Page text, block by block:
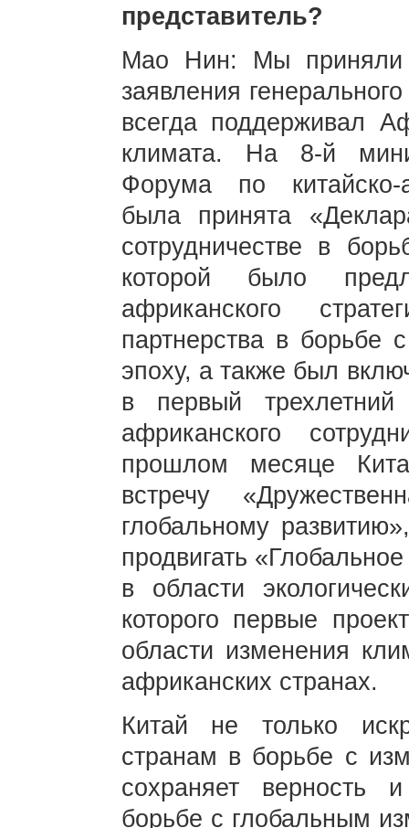
представитель?
Мао Нин: Мы приняли
заявления
всегда поддерживал
климата. На 8-й
Форума по китайско-
была принята
сотрудничестве в
которой было
африканского
партнерства в борьбе
эпоху, а также был
в первый трехлетний
африканского
прошлом месяце
встречу
глобальному
продвигать
в области
которого первые
области изменения
африканских странах.
Китай не только
странам в борьбе с
сохраняет верность
борьбе с глобальным